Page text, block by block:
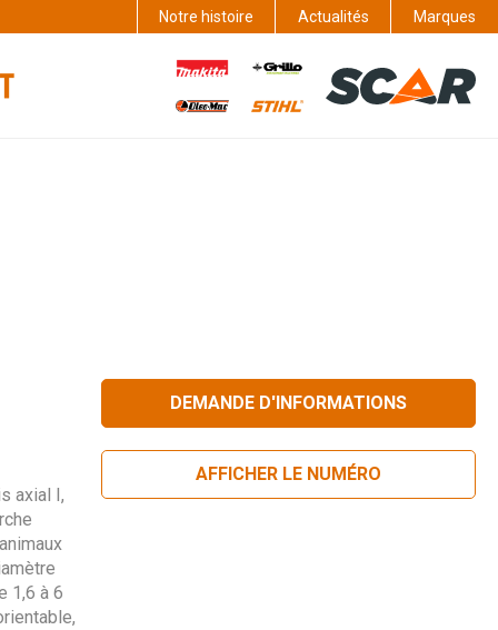
Notre histoire Actualités Marques
axial I,
1,6 à 6
DEMANDE D'INFORMATIONS
AFFICHER LE NUMÉRO